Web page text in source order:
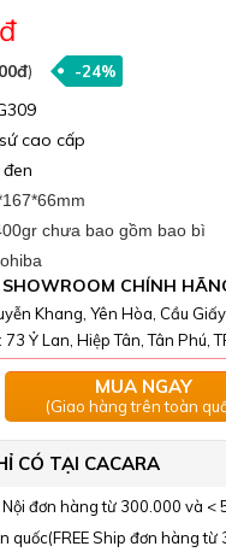
đ
) -24%
cao cấp
chưa bao gồm bao bì
CHÍNH
Khang, Yên Hòa, Cầu
Ỷ Lan, Hiệp Tân, Tân Phú,
MUA NGAY
(Giao hàng trên toàn
CÓ TẠI CACARA
Nội đơn hàng từ 300.000 và <
quốc(FREE Ship đơn hàng từ